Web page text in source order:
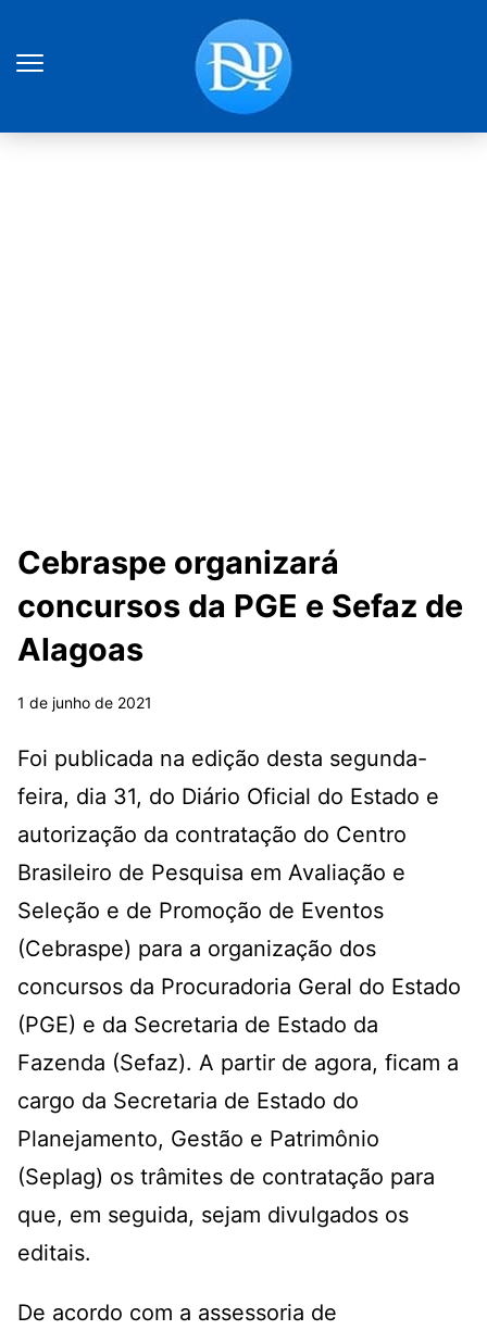
Cebraspe organizará
concursos da PGE e Sefaz de
Alagoas
1 de junho de 2021
Foi publicada na edição desta segunda-
feira, dia 31, do Diário Oficial do Estado e
autorização da contratação do Centro
Brasileiro de Pesquisa em Avaliação e
Seleção e de Promoção de Eventos
(Cebraspe) para a organização dos
concursos da Procuradoria Geral do Estado
(PGE) e da Secretaria de Estado da
Fazenda (Sefaz). A partir de agora, ficam a
cargo da Secretaria de Estado do
Planejamento, Gestão e Patrimônio
(Seplag) os trâmites de contratação para
que, em seguida, sejam divulgados os
editais.
De acordo com a assessoria de